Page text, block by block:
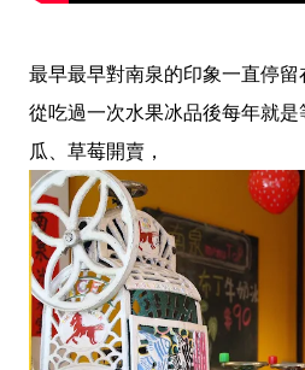
最早最早對南泉的印象一直停
從吃過一次水果冰品後每年就
瓜、草莓開賣，